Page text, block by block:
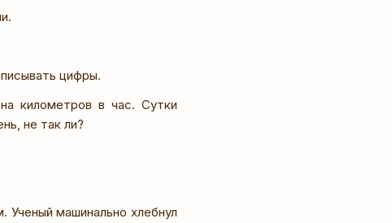
цифры.
километров в час. Сутки
не так ли?
Ученый машинально хлебнул